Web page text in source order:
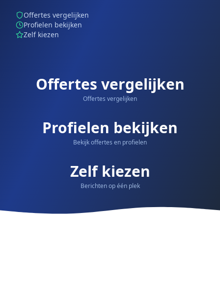
Offertes vergelijken
Profielen bekijken
Zelf kiezen
Offertes vergelijken
Offertes vergelijken
Profielen bekijken
Bekijk offertes en profielen
Zelf kiezen
Berichten op één plek